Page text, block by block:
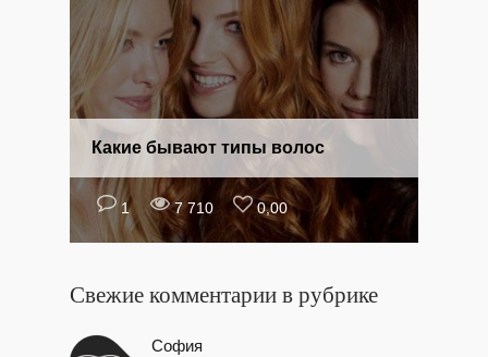
1 7 710 0,00
Какие бывают типы волос
Свежие комментарии в рубрике
София